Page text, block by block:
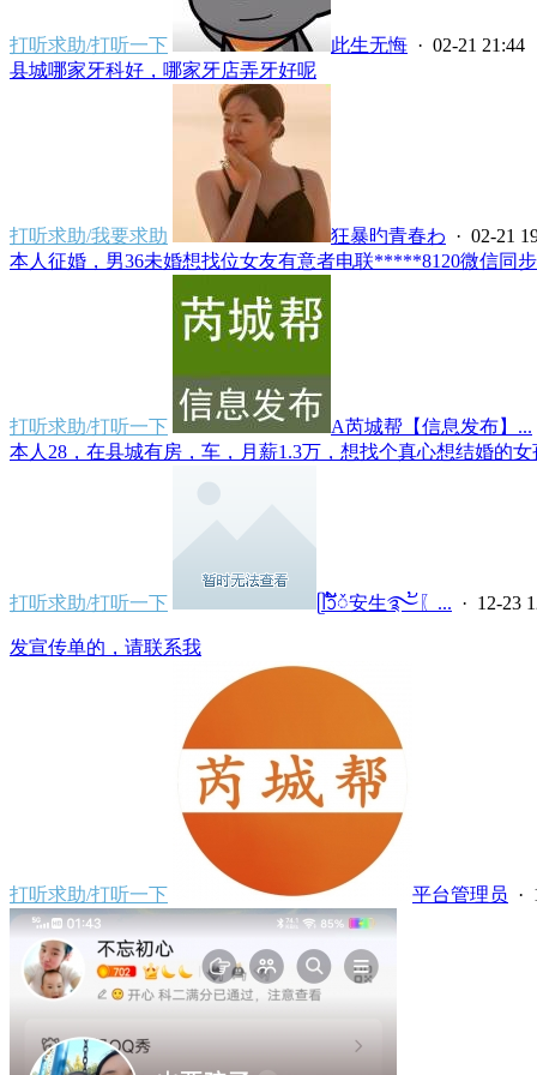
打听求助/打听一下 此生无悔 · 02-21 21:44
县城哪家牙科好，哪家牙店弄牙好呢
打听求助/我要求助 狂暴旳青春わ · 02-21
本人征婚，男36未婚想找位女友有意者电联*****8120微信同
打听求助/打听一下
A芮城帮【信息发布】...
本人28，在县城有房，车，月薪1.3万，想找个真心想结婚的女
打听求助/打听一下 ᥫᩣ໌້ᮨ安生࿐້〖... · 12-23
发宣传单的，请联系我
打听求助/打听一下 平台管理员 ·